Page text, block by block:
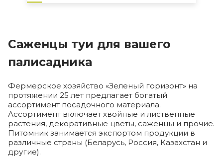
Саженцы туи для вашего
палисадника
Фермерское хозяйство «Зеленый горизонт» на
протяжении 25 лет предлагает богатый
ассортимент посадочного материала.
Ассортимент включает хвойные и лиственные
растения, декоративные цветы, саженцы и прочие.
Питомник занимается экспортом продукции в
различные страны (Беларусь, Россия, Казахстан и
другие).